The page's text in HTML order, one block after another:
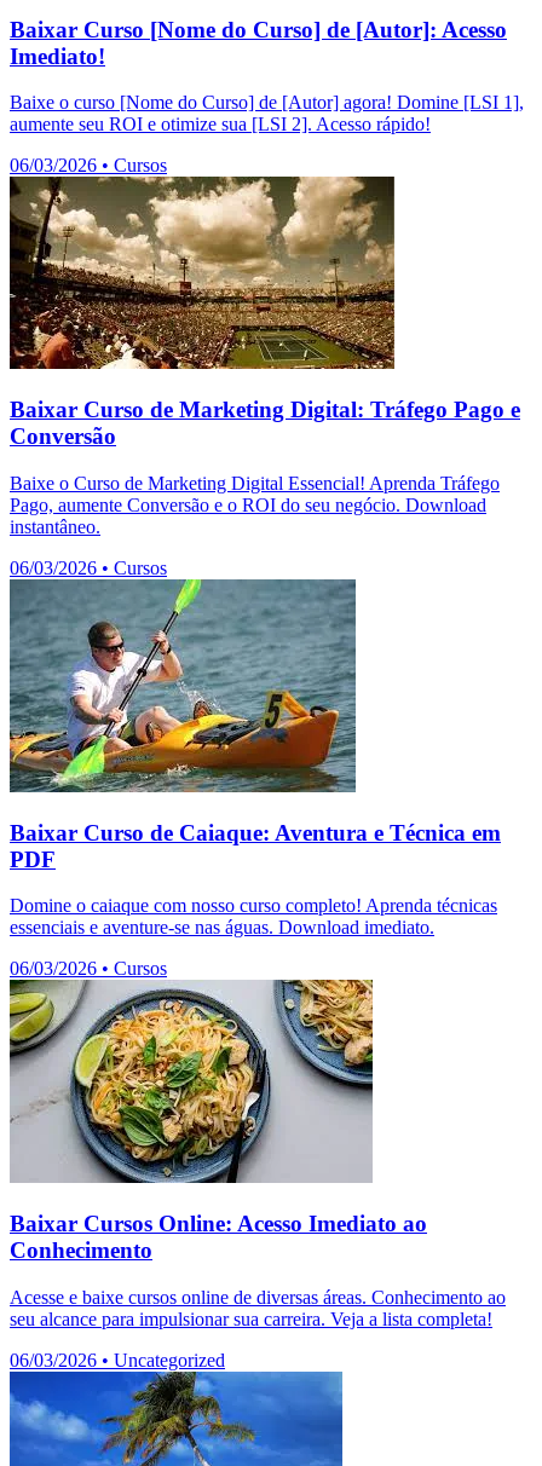
Baixar Curso [Nome do Curso] de [Autor]: Acesso
Imediato!
Baixe o curso [Nome do Curso] de [Autor] agora! Domine [LSI 1],
aumente seu ROI e otimize sua [LSI 2]. Acesso rápido!
06/03/2026 • Cursos
Baixar Curso de Marketing Digital: Tráfego Pago e
Conversão
Baixe o Curso de Marketing Digital Essencial! Aprenda Tráfego
Pago, aumente Conversão e o ROI do seu negócio. Download
instantâneo.
06/03/2026 • Cursos
Baixar Curso de Caiaque: Aventura e Técnica em
PDF
Domine o caiaque com nosso curso completo! Aprenda técnicas
essenciais e aventure-se nas águas. Download imediato.
06/03/2026 • Cursos
Baixar Cursos Online: Acesso Imediato ao
Conhecimento
Acesse e baixe cursos online de diversas áreas. Conhecimento ao
seu alcance para impulsionar sua carreira. Veja a lista completa!
06/03/2026 • Uncategorized